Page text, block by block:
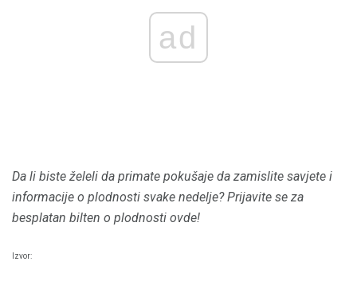
ad
Da li biste želeli da primate pokušaje da zamislite savjete i
informacije o plodnosti svake nedelje? Prijavite se za
besplatan bilten o plodnosti ovde!
Izvor: